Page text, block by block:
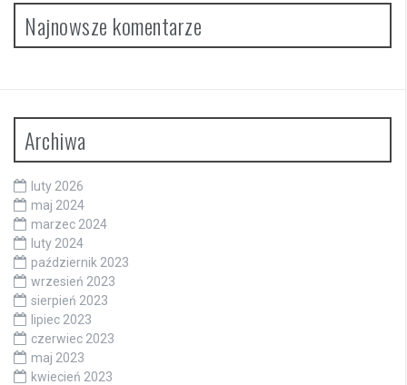
Najnowsze komentarze
Archiwa
luty 2026
maj 2024
marzec 2024
luty 2024
październik 2023
wrzesień 2023
sierpień 2023
lipiec 2023
czerwiec 2023
maj 2023
kwiecień 2023